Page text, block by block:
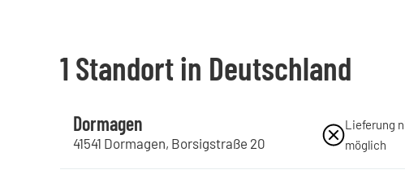
1 Standort in Deutschland
Dormagen
41541 Dormagen, Borsigstraße 20
Lieferung
möglich